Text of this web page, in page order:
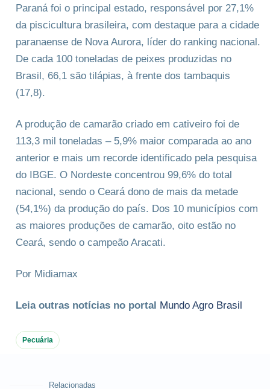
Paraná foi o principal estado, responsável por 27,1%
da piscicultura brasileira, com destaque para a cidade
paranaense de Nova Aurora, líder do ranking nacional.
De cada 100 toneladas de peixes produzidas no
Brasil, 66,1 são tilápias, à frente dos tambaquis
(17,8).
A produção de camarão criado em cativeiro foi de
113,3 mil toneladas – 5,9% maior comparada ao ano
anterior e mais um recorde identificado pela pesquisa
do IBGE. O Nordeste concentrou 99,6% do total
nacional, sendo o Ceará dono de mais da metade
(54,1%) da produção do país. Dos 10 municípios com
as maiores produções de camarão, oito estão no
Ceará, sendo o campeão Aracati.
Por Midiamax
Leia outras notícias no portal Mundo Agro Brasil
Pecuária
Relacionadas